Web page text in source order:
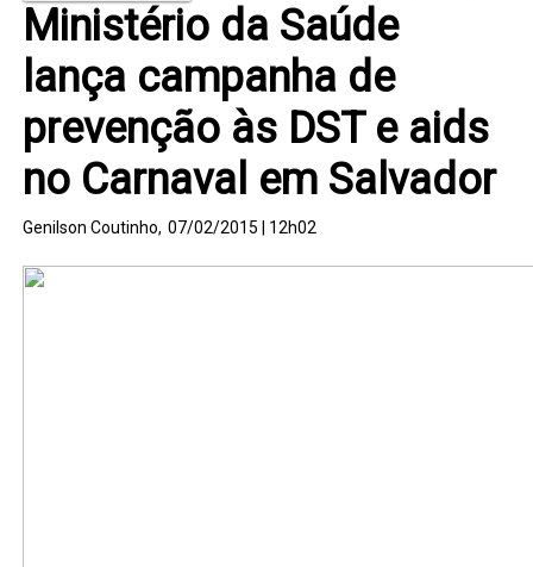
Ministério da Saúde
lança campanha de
prevenção às DST e aids
no Carnaval em Salvador
Genilson Coutinho, 07/02/2015 | 12h02